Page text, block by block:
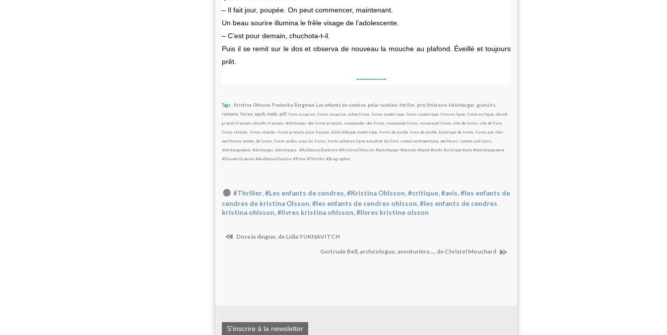
– Il fait jour, poupée. On peut commencer, maintenant.
Un beau sourire illumina le frêle visage de l’adolescente.
– C’est pour demain, chuchota-t-il.
Puis il se remit sur le dos et observa de nouveau la mouche au plafond. Éveillé et toujours
prêt.
----------
Tags : Kristina Ohlsson Frederika Bergman Les enfants de cendres polar suédois thriller prix littéraire télécharger gratuits
romans livres epub mobi pdf livre occasion livres occasion achat livres livres numérique livres numérique livre en ligne livres en ligne ebook
gratuit français ebooks français télécharger des livres gratuits commander des livres nouveauté livres nouveauté livres site de livres site de livre
livres récents livres récents livres gratuits pour liseuse bibliothèque numérique livres de poche livre de poche boutique de livres livres pas cher
meilleures ventes de livres livres audio tous les livres livres achat en ligne actualité du livre roman sentimentaux meilleurs romans policiers
téléchargement télécharger telecharger #AuDetourDunLivre #KristinaOhlsson #telecharger #ebooks #epub #mobi #critique #avis #telechargement
#EbooksGratuits #AuDetourDunLivr #Polar #Thriller #Biographie
#Thriller,#Les enfants de cendres,#Kristina Ohlsson,#critique,#avis,#les enfants de
cendres de kristina Olsson,#les enfants de cendres ohlsson,#les enfants de cendres
kristina ohlsson,#livres kristina ohlsson,#livres kristine olsson
Dora la dingue, de Lidia YUKNAVITCH
Gertrude Bell, archéologue, aventurière..., de Christel Mouchard
S'inscrire à la newsletter